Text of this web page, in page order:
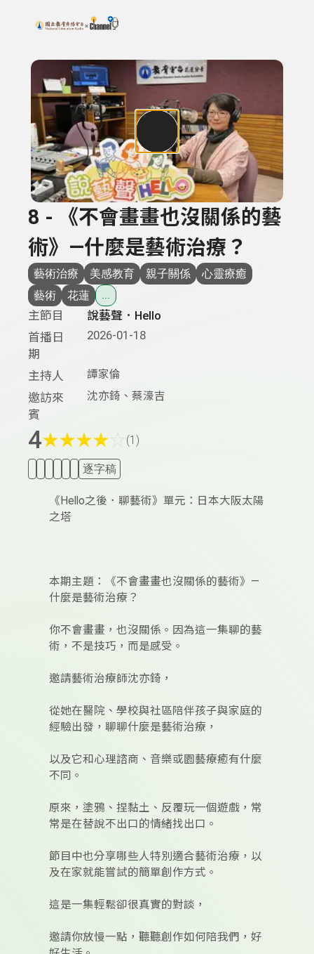
上方功能區塊
搜尋關鍵字：可輸入節目名稱、主持人或關鍵字
8 - 《不會畫畫也沒關係的藝
術》—什麼是藝術治療？
藝術治療 美感教育 親子關係
心靈療癒
藝術
花蓮
主節目
說藝聲．Hello
首播日
期
2026-01-18
主持人 譚家倫
邀訪來
賓
沈亦錡、蔡濠吉
4★★★★ (1)
逐字稿
《Hello之後．聊藝術》單元：日本大阪太陽
之塔
本期主題：《不會畫畫也沒關係的藝術》—
什麼是藝術治療？
你不會畫畫，也沒關係。因為這一集聊的藝
術，不是技巧，而是感受。
邀請藝術治療師沈亦錡，
從她在醫院、學校與社區陪伴孩子與家庭的
經驗出發，聊聊什麼是藝術治療，
以及它和心理諮商、音樂或園藝療癒有什麼
不同。
原來，塗鴉、捏黏土、反覆玩一個遊戲，常
常是在替說不出口的情緒找出口。
節目中也分享哪些人特別適合藝術治療，以
及在家就能嘗試的簡單創作方式。
這是一集輕鬆卻很真實的對談，
邀請你放慢一點，聽聽創作如何陪我們，好